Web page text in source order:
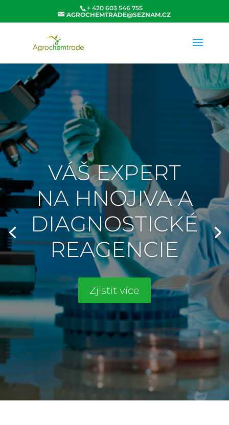
+ 420 603 546 755
AGROCHEMTRADE@SEZNAM.CZ
VÁŠ EXPERT
NA HNOJIVA A
DIAGNOSTICKÉ
REAGENCIE
Zjistit více